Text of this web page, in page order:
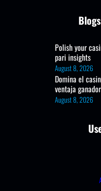
Polish your
pari insights
August 8, 2026
Domina el
ventaja
August 8, 2026